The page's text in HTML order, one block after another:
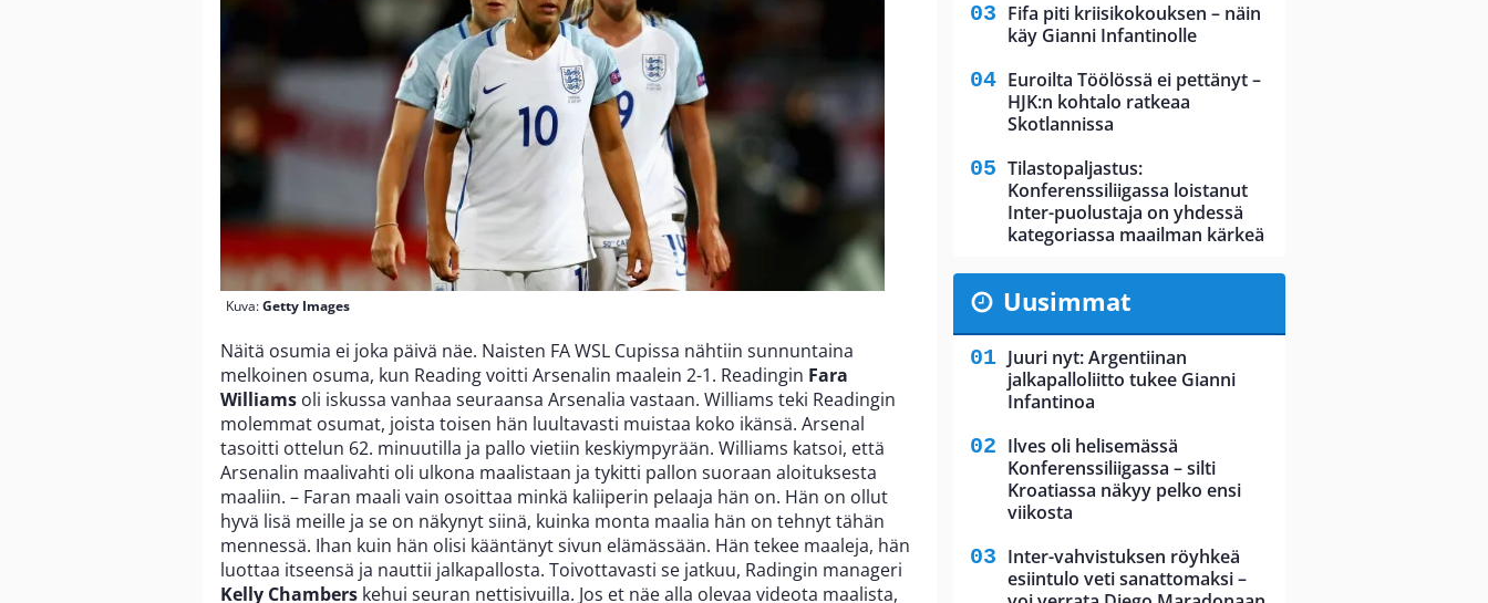
Kuva:Getty Images
Näitä osumia ei joka päivä näe. Naisten FA WSL Cupissa nähtiin sunnuntaina
melkoinen osuma, kun Reading voitti Arsenalin maalein 2-1. Readingin Fara
Williams oli iskussa vanhaa seuraansa Arsenalia vastaan. Williams teki Readingin
molemmat osumat, joista toisen hän luultavasti muistaa koko ikänsä. Arsenal
tasoitti ottelun 62. minuutilla ja pallo vietiin keskiympyrään. Williams katsoi, että
Arsenalin maalivahti oli ulkona maalistaan ja tykitti pallon suoraan aloituksesta
maaliin. – Faran maali vain osoittaa minkä kaliiperin pelaaja hän on. Hän on ollut
hyvä lisä meille ja se on näkynyt siinä, kuinka monta maalia hän on tehnyt tähän
mennessä. Ihan kuin hän olisi kääntänyt sivun elämässään. Hän tekee maaleja, hän
luottaa itseensä ja nauttii jalkapallosta. Toivottavasti se jatkuu, Radingin manageri
Kelly Chambers kehui seuran nettisivuilla. Jos et näe alla olevaa videota maalista,
Fifa piti kriisikokouksen – näin
käy Gianni Infantinolle
Euroilta Töölössä ei pettänyt –
HJK:n kohtalo ratkeaa
Skotlannissa
Tilastopaljastus:
Konferenssiliigassa loistanut
Inter-puolustaja on yhdessä
kategoriassa maailman kärkeä
Uusimmat
Juuri nyt: Argentiinan
jalkapalloliitto tukee Gianni
Infantinoa
Ilves oli helisemässä
Konferenssiliigassa – silti
Kroatiassa näkyy pelko ensi
viikosta
Inter-vahvistuksen röyhkeä
esiintulo veti sanattomaksi –